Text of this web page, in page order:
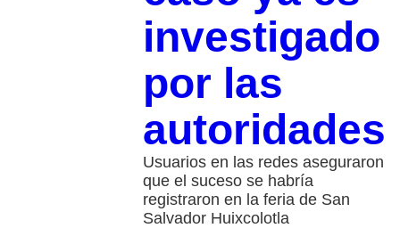
investigado
por las
autoridades
Usuarios en las redes aseguraron
que el suceso se habría
registraron en la feria de San
Salvador Huixcolotla